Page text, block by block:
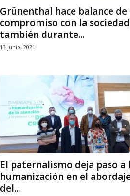
Grünenthal hace balance de
compromiso con la
también durante...
13 junio, 2021
El paternalismo deja paso a
humanización en el
del...